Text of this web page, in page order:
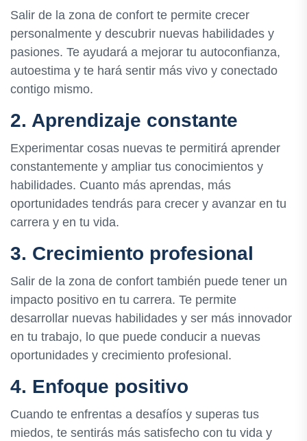
Salir de la zona de confort te permite crecer
personalmente y descubrir nuevas habilidades y
pasiones. Te ayudará a mejorar tu autoconfianza,
autoestima y te hará sentir más vivo y conectado
contigo mismo.
2. Aprendizaje constante
Experimentar cosas nuevas te permitirá aprender
constantemente y ampliar tus conocimientos y
habilidades. Cuanto más aprendas, más
oportunidades tendrás para crecer y avanzar en tu
carrera y en tu vida.
3. Crecimiento profesional
Salir de la zona de confort también puede tener un
impacto positivo en tu carrera. Te permite
desarrollar nuevas habilidades y ser más innovador
en tu trabajo, lo que puede conducir a nuevas
oportunidades y crecimiento profesional.
4. Enfoque positivo
Cuando te enfrentas a desafíos y superas tus
miedos, te sentirás más satisfecho con tu vida y